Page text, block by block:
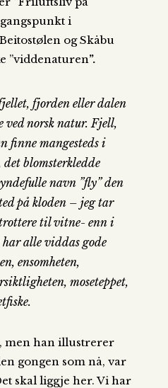
i
og Skåbu
”viddenaturen”.
fjorden eller dalen
ved norsk natur. Fjell,
finne mangesteds i
blomsterkledde
navn ”fly” den
på kloden – jeg tar
til vitne- enn i
alle viddas gode
ensomheten,
moseteppet,
men han illustrerer
gongen som nå, var
skal liggje her. Vi har